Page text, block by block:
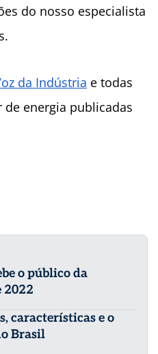
do nosso especialista
da Indústria e todas
energia publicadas
o público da
2022
características e o
Brasil